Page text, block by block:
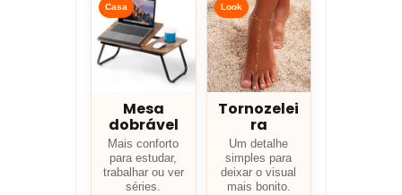
Casa
Mesa
dobrável
Mais conforto
para estudar,
trabalhar ou ver
séries.
Look
Tornozelei
ra
Um detalhe
simples para
deixar o visual
mais bonito.